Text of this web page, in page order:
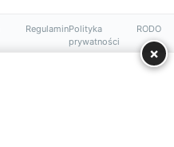
RegulaminPolityka
prywatności
RODO
×